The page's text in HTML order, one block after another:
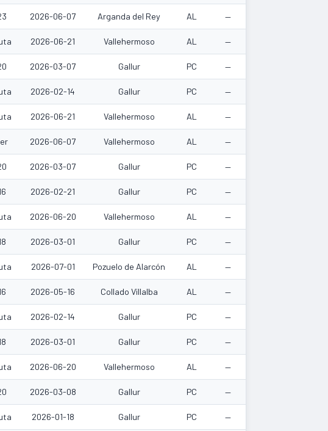
2026-06-07 Arganda del Rey AL —
2026-06-21 Vallehermoso AL —
2026-03-07 Gallur PC —
2026-02-14 Gallur PC —
2026-06-21 Vallehermoso AL —
2026-06-07 Vallehermoso AL —
2026-03-07 Gallur PC —
2026-02-21 Gallur PC —
2026-06-20 Vallehermoso AL —
2026-03-01 Gallur PC —
2026-07-01 Pozuelo de Alarcón AL —
2026-05-16 Collado Villalba AL —
2026-02-14 Gallur PC —
2026-03-01 Gallur PC —
2026-06-20 Vallehermoso AL —
2026-03-08 Gallur PC —
2026-01-18 Gallur PC —